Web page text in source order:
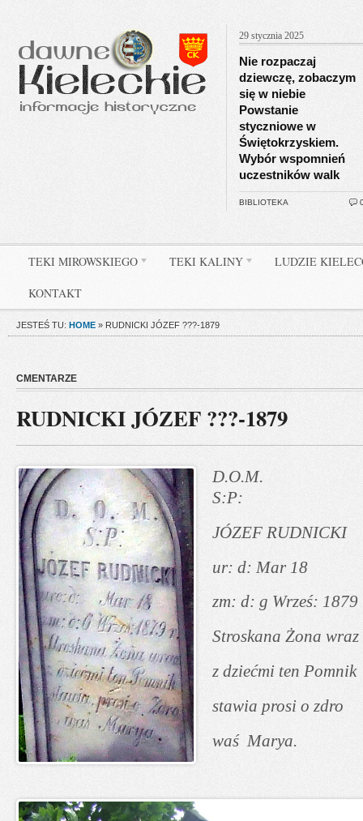
29 stycznia 2025
Nie rozpaczaj
dziewczę, zobaczym
się w niebie
Powstanie
styczniowe w
Świętokrzyskiem.
Wybór wspomnień
uczestników walk
BIBLIOTEKA
TEKI MIROWSKIEGO TEKI KALINY LUDZIE
KONTAKT
JESTEŚ TU: HOME » RUDNICKI JÓZEF ???-1879
CMENTARZE
RUDNICKI JÓZEF ???-1879
D.O.M.
S:P:
JÓZEF RUDNICKI
ur: d: Mar 18
zm: d: g Wrześ: 1879
Stroskana Żona wraz
z dziećmi ten Pomnik
stawia prosi o zdro
waś Marya.